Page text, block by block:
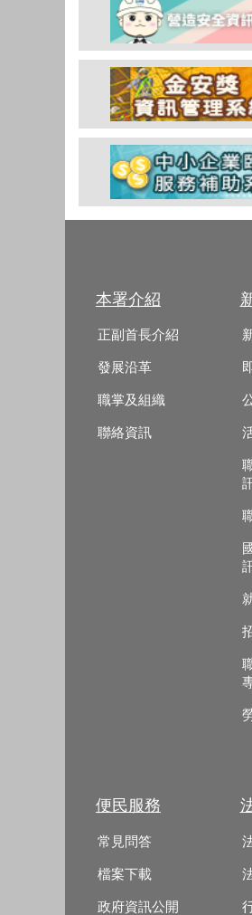
本署介紹
正副首長介紹
發展沿革
職掌及組織
聯絡資訊
便民服務
常見問答
檔案下載
政府資訊公開